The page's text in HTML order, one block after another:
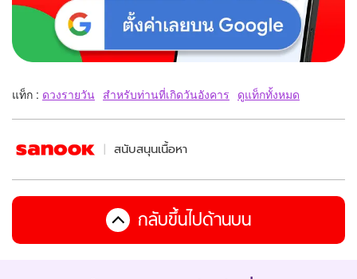
แท็ก : ดวงรายวัน สำหรับท่านที่เกิดวันอังคาร ดูแท็กทั้งหมด
สนับสนุนเนื้อหา
กลับขึ้นไปด้านบน